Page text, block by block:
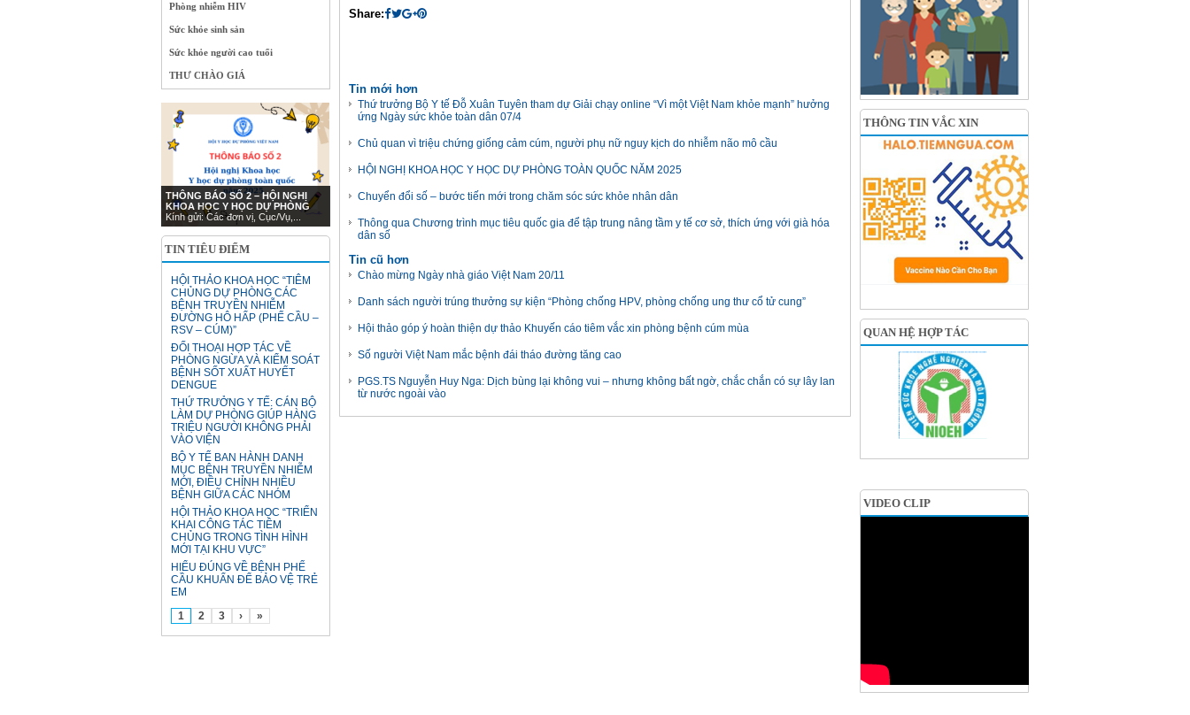
Phòng nhiễm HIV
Sức khỏe sinh sản
Sức khỏe người cao tuổi
THƯ CHÀO GIÁ
THÔNG BÁO SỐ 2 – HỘI NGHỊ
KHOA HỌC Y HỌC DỰ PHÒNG
Kính gửi: Các đơn vị, Cục/Vụ,...
TIN TIÊU ĐIỂM
HỘI THẢO KHOA HỌC “TIÊM
CHỦNG DỰ PHÒNG CÁC
BỆNH TRUYỀN NHIỄM
ĐƯỜNG HÔ HẤP (PHẾ CẦU –
RSV – CÚM)”
ĐỐI THOẠI HỢP TÁC VỀ
PHÒNG NGỪA VÀ KIỂM SOÁT
BỆNH SỐT XUẤT HUYẾT
DENGUE
THỨ TRƯỞNG Y TẾ: CÁN BỘ
LÀM DỰ PHÒNG GIÚP HÀNG
TRIỆU NGƯỜI KHÔNG PHẢI
VÀO VIỆN
BỘ Y TẾ BAN HÀNH DANH
MỤC BỆNH TRUYỀN NHIỄM
MỚI, ĐIỀU CHỈNH NHIỀU
BỆNH GIỮA CÁC NHÓM
HỘI THẢO KHOA HỌC “TRIỂN
KHAI CÔNG TÁC TIÊM
CHỦNG TRONG TÌNH HÌNH
MỚI TẠI KHU VỰC”
HIỂU ĐÚNG VỀ BỆNH PHẾ
CẦU KHUẨN ĐỂ BẢO VỆ TRẺ
EM
1
2 3 › »
Share:
Tin mới hơn
Thứ trưởng Bộ Y tế Đỗ Xuân Tuyên tham dự Giải chạy online “Vì một Việt Nam khỏe mạnh” hưởng
ứng Ngày sức khỏe toàn dân 07/4
Chủ quan vì triệu chứng giống cảm cúm, người phụ nữ nguy kịch do nhiễm não mô cầu
HỘI NGHỊ KHOA HỌC Y HỌC DỰ PHÒNG TOÀN QUỐC NĂM 2025
Chuyển đổi số – bước tiến mới trong chăm sóc sức khỏe nhân dân
Thông qua Chương trình mục tiêu quốc gia để tập trung nâng tầm y tế cơ sở, thích ứng với già hóa
dân số
Tin cũ hơn
Chào mừng Ngày nhà giáo Việt Nam 20/11
Danh sách người trúng thưởng sự kiện “Phòng chống HPV, phòng chống ung thư cổ tử cung”
Hội thảo góp ý hoàn thiện dự thảo Khuyến cáo tiêm vắc xin phòng bệnh cúm mùa
Số người Việt Nam mắc bệnh đái tháo đường tăng cao
PGS.TS Nguyễn Huy Nga: Dịch bùng lại không vui – nhưng không bất ngờ, chắc chắn có sự lây lan
từ nước ngoài vào
THÔNG TIN VẮC XIN
QUAN HỆ HỢP TÁC
VIDEO CLIP